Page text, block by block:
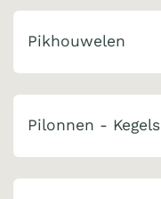
Pikhouwelen
Pilonnen - Kegels